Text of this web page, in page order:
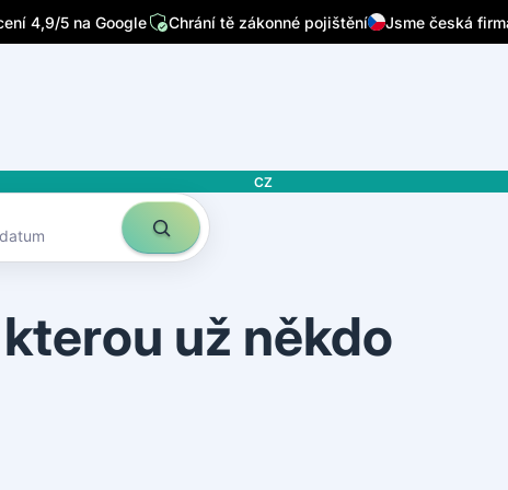
7 Píšou o nás přední česká média Sleduje nás 32 tisíc lidí na
CZ
už někdo